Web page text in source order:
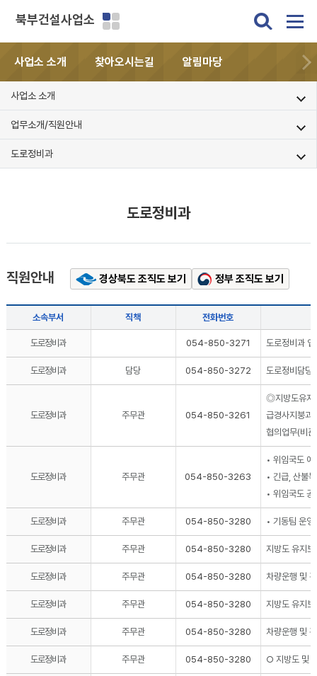
북부건설사업소
사업소 소개 찾아오시는길 알림마당
사업소 소개
업무소개/직원안내
도로정비과
도로정비과
직원안내 경상북도 조직도 보기 정부 조직도 보기
소속부서 직책 전화번호
도로정비과 054-850-3271 도로정비과 업
도로정비과 담당 054-850-3272 도로정비담당
도로정비과 주무관 054-850-3261
◎지방도유지
급경사지붕괴
협의업무(비
도로정비과 주무관 054-850-3263
• 위임국도
• 긴급, 산불
• 위임국도
도로정비과 주무관 054-850-3280 • 기동팀 운
도로정비과 주무관 054-850-3280 지방도 유지
도로정비과 주무관 054-850-3280 차량운행 및
도로정비과 주무관 054-850-3280 지방도 유지
도로정비과 주무관 054-850-3280 차량운행 및
도로정비과 주무관 054-850-3280 ○ 지방도 및